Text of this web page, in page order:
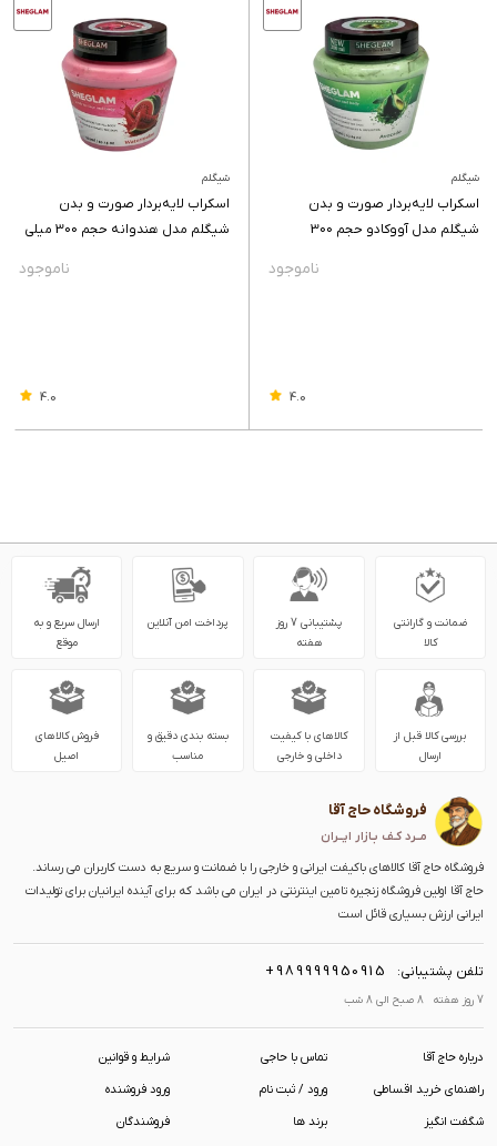
شیگلم
اسکراب لایه‌بردار صورت و بدن
شیگلم مدل آووکادو حجم 300
4.0
شیگلم
اسکراب لایه‌بردار صورت و بدن
شیگلم مدل هندوانه حجم 300 میلی
4.0
ضمانت و گارانتی
کالا
پشتیبانی 7 روز
هفته
پرداخت امن آنلاین
ارسال سریع و به
موقع
بررسی کالا قبل از
ارسال
کالاهای با کیفیت
داخلی و خارجی
بسته بندی دقیق و
مناسب
فروش کالاهای
اصیل
فروشگاه حاج آقا
مــرد کـف بـازار ایــران
فروشگاه حاج آقا کالاهای باکیفت ایرانی و خارجی را با ضمانت و سریع به دست کاربران می رساند.
حاج آقا اولین فروشگاه زنجیره تامین اینترنتی در ایران می باشد که برای آینده ایرانیان برای تولیدات
ایرانی ارزش بسیاری قائل است
تلفن پشتیبانی: +989999950915
7 روز هفته 8 صبح الی 8 شب
درباره حاج آقا تماس با حاجی شرایط و قوانین
راهنمای خرید اقساطی ورود / ثبت نام ورود فروشنده
شگفت انگیز برند ها فروشندگان